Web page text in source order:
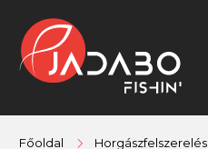
Főoldal Horgászfelszerelés